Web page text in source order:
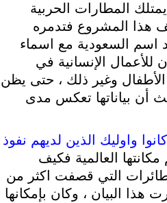
المطارات الحربية
هذا المشروع فتدمره
اسم السعودية مع اسماء
الإنسانية في
الأطفال وغير ذلك ، حتى يظن
أن بياناتها تعكس مدى
واوليك الذين لديهم نفوذ
العالمية فكيف
التي قصفت اكثر من
البيان ، وكان بإمكانها